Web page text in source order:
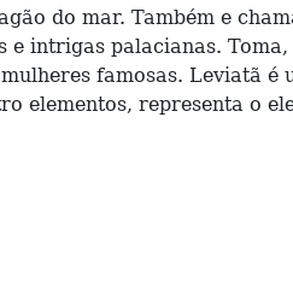
do mar. Também e
intrigas palacianas.
famosas. Leviatã
elementos, representa o